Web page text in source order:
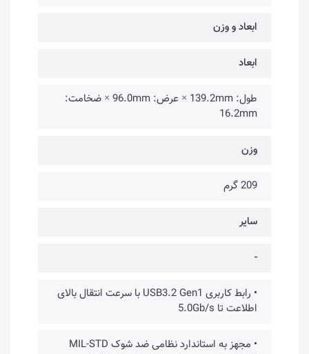
ابعاد و وزن
ابعاد
طول: 139.2mm × عرض: 96.0mm × ضخامت:
16.2mm
وزن
209 گرم
سایر
-
• رابط کاربری USB3.2 Gen1 با سرعت انتقال بالای
اطلاعت تا 5.0Gb/s
• مجهز به استاندارد نظامی ضد شوک MIL-STD